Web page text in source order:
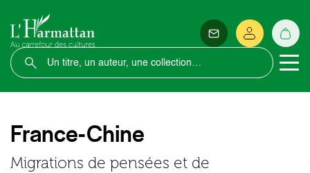
France-Chine
Migrations de pensées et de